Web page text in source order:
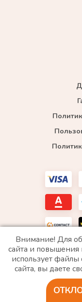
*WhatsApp принадлежит
2020 © Все
Внимание! Для
сайта и повышения
использует
сайта, вы даете